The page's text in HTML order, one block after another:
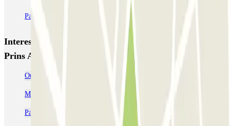
ParkBee Wijnstraat 100
Interessante plaatsen en evenementen dichtbij ParkBee
Prins Alexanderplein B
Oude Haven Rotterdam parkeren
Markthallen Rotterdam parkeren | Parclick
Parkeren Rotterdam Centraal | Goedkope parkeergarage reserveren